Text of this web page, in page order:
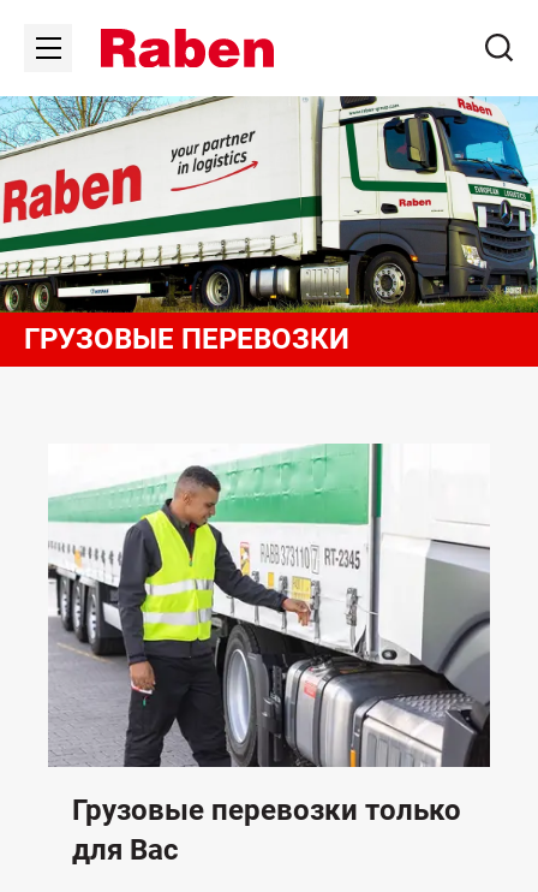
ГРУЗОВЫЕ ПЕРЕВОЗКИ
Грузовые перевозки только
для Вас